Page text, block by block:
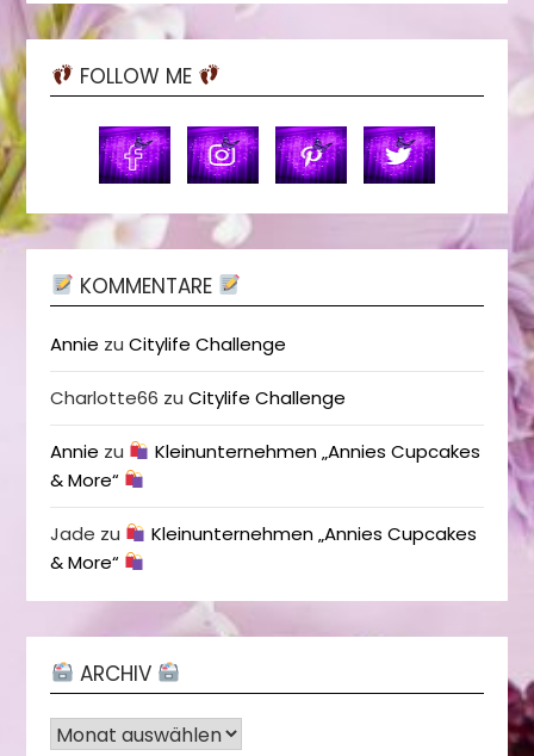
FOLLOW ME
KOMMENTARE
Annie zuCitylife Challenge
Charlotte66 zuCitylife Challenge
Annie zu
Kleinunternehmen „Annies Cupcakes
& More“
Jade zu
Kleinunternehmen „Annies Cupcakes
& More“
ARCHIV
Archiv